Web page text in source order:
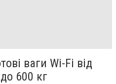
ваги Wi-Fi від
600 кг